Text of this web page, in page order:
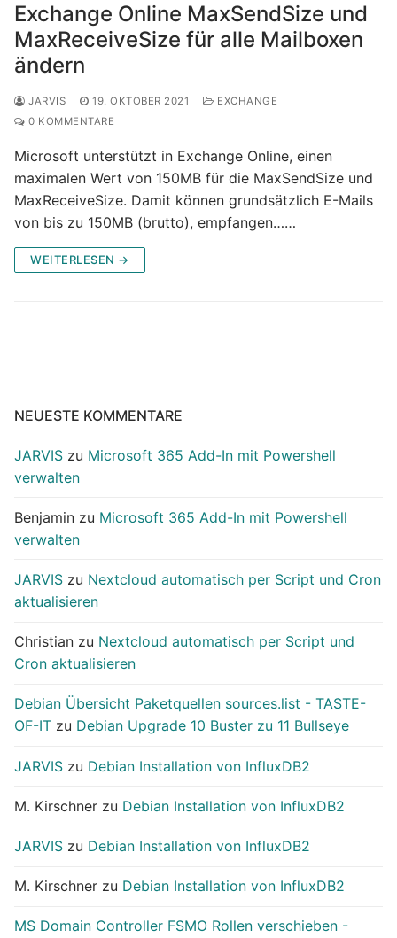
Exchange Online MaxSendSize und
MaxReceiveSize für alle Mailboxen
ändern
JARVIS 19. OKTOBER 2021
EXCHANGE
0 KOMMENTARE
Microsoft unterstützt in Exchange Online, einen
maximalen Wert von 150MB für die MaxSendSize und
MaxReceiveSize. Damit können grundsätzlich E-Mails
von bis zu 150MB (brutto), empfangen……
WEITERLESEN →
NEUESTE KOMMENTARE
JARVIS zu Microsoft 365 Add-In mit Powershell
verwalten
Benjamin zu Microsoft 365 Add-In mit Powershell
verwalten
JARVIS zu Nextcloud automatisch per Script und Cron
aktualisieren
Christian zu Nextcloud automatisch per Script und
Cron aktualisieren
Debian Übersicht Paketquellen sources.list - TASTE-
OF-IT zu Debian Upgrade 10 Buster zu 11 Bullseye
JARVIS zu Debian Installation von InfluxDB2
M. Kirschner zu Debian Installation von InfluxDB2
JARVIS zu Debian Installation von InfluxDB2
M. Kirschner zu Debian Installation von InfluxDB2
MS Domain Controller FSMO Rollen verschieben -